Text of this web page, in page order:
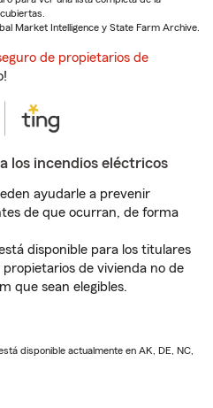
Market Intelligence y State Farm Archive.
de propietarios de
los incendios eléctricos
ayudarle a prevenir
de que ocurran, de forma
disponible para los titulares
de vivienda no de
que sean elegibles.
disponible actualmente en AK, DE, NC,